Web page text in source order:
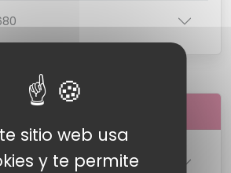
ilimitadas
LINEA
sitio web usa
y te permite